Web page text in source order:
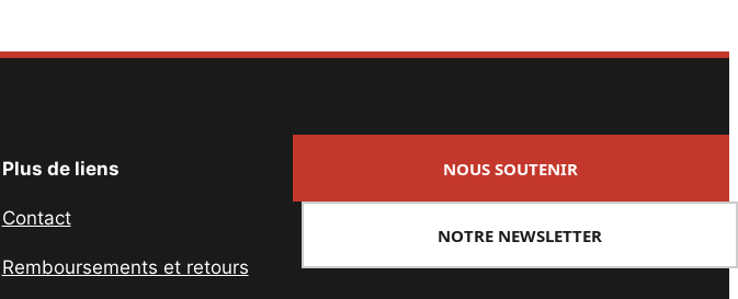
Plus de liens
Contact
Remboursements et retours
NOUS SOUTENIR
NOTRE NEWSLETTER